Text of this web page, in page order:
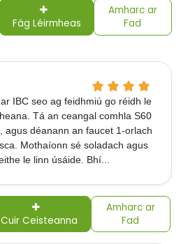
Fág Léirmheas
Amharc ar
Fad
IBC seo ag feidhmiú go réidh le
Tá an ceangal comhla S60
agus déanann an faucet 1-orlach
Mothaíonn sé soladach agus
le linn úsáide. Bhí...
Cuir Ceisteanna
Amharc ar
Fad